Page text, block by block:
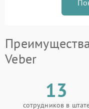
Veber
13
сотрудников в